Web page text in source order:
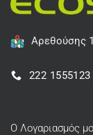
Αρεθούσης
222 1555123
Ο Λογαριασμός